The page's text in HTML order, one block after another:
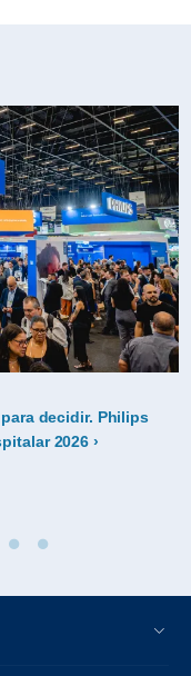
decidir. Philips
2026